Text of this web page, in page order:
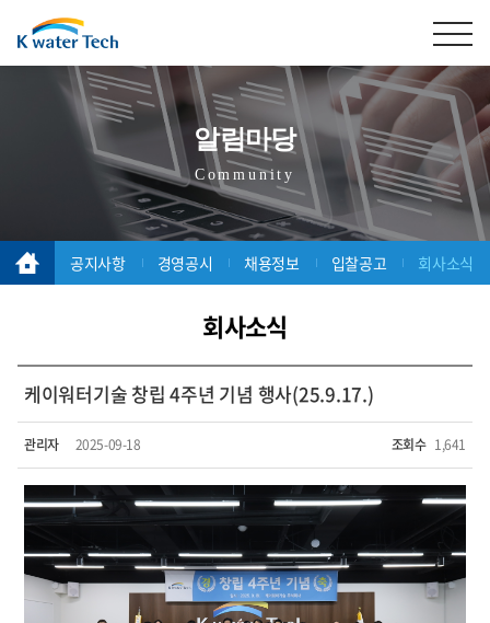
알림마당
Community
공지사항 경영공시 채용정보 입찰공고 회사소식
회사소식
케이워터기술 창립 4주년 기념 행사(25.9.17.)
관리자 2025-09-18 조회수 1,641